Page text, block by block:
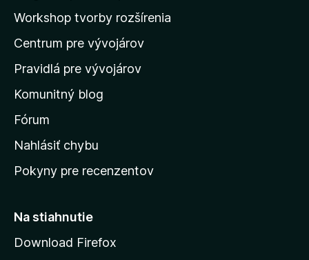
d
o
m
v
s
k
s
r
n
Workshop tvorby rozšírenia
Centrum pre vývojárov
Pravidlá pre vývojárov
Komunitný blog
Fórum
Nahlásiť chybu
Pokyny pre recenzentov
Na stiahnutie
Download Firefox